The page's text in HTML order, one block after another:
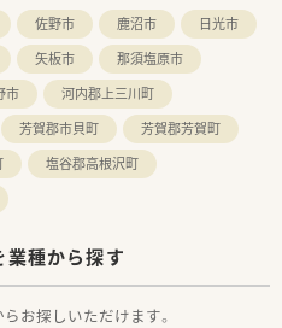
佐野市 鹿沼市
日光市
矢板市
那須塩原市
市
河内郡上三川町
芳賀郡市貝町
芳賀郡芳賀町
塩谷郡高根沢町
種から探す
お探しいただけます。